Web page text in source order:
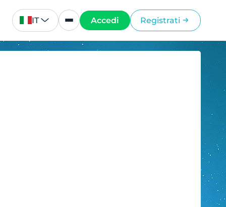
IT Accedi Registrati